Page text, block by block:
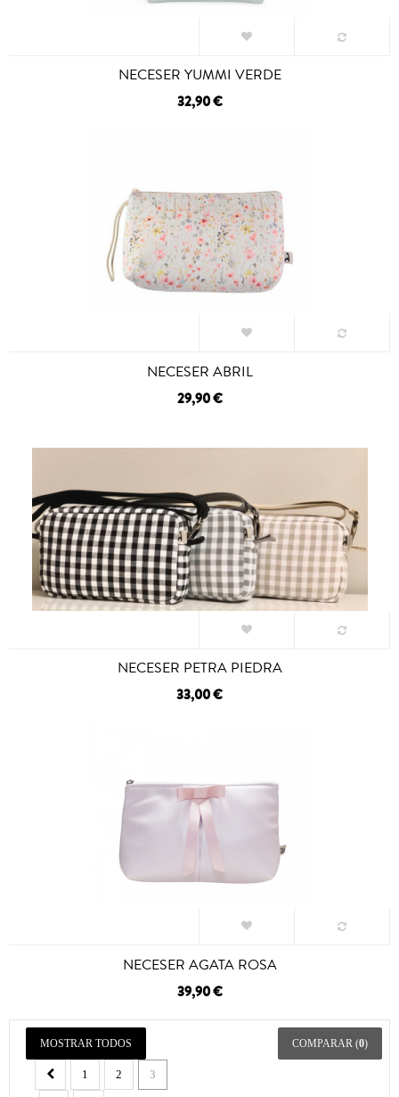
NECESER YUMMI VERDE
32,90 €
NECESER ABRIL
29,90 €
NECESER PETRA PIEDRA
33,00 €
NECESER AGATA ROSA
39,90 €
MOSTRAR TODOS
1 2 3
COMPARAR (0)